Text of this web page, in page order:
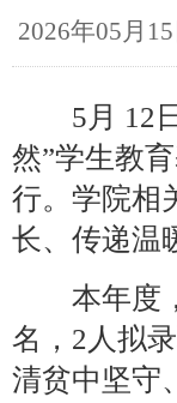
2026年05月
5月 12日
然”学生教
行。学院相
长、传递温
本年度，
名，2人拟
清贫中坚守